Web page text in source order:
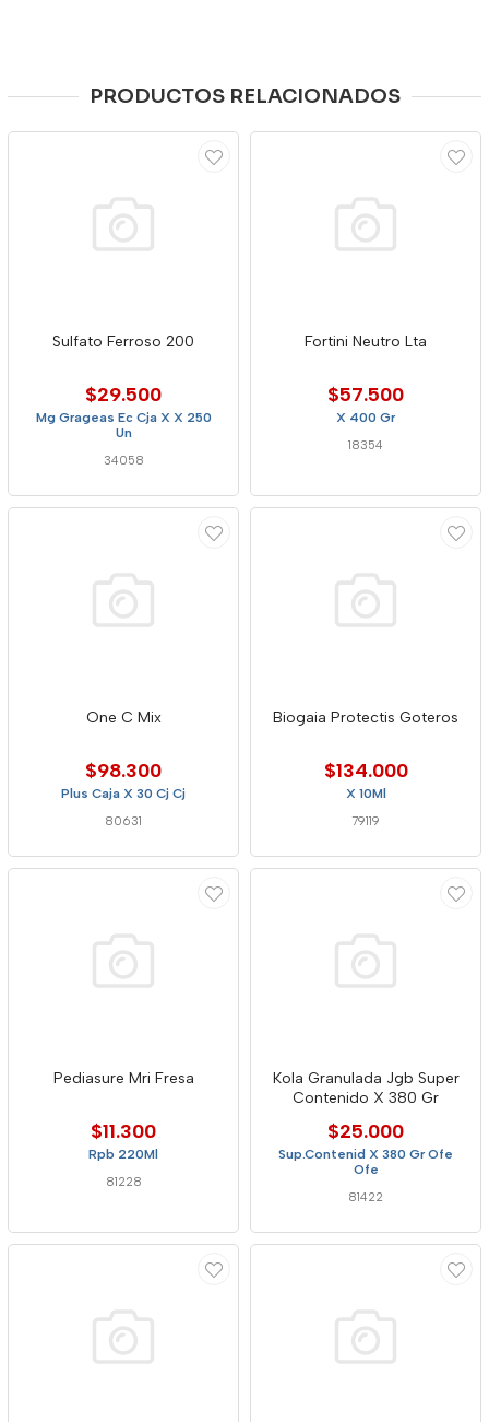
PRODUCTOS RELACIONADOS
Sulfato Ferroso 200
$29.500
Mg Grageas Ec Cja X X 250
Un
34058
Fortini Neutro Lta
$57.500
X 400 Gr
18354
One C Mix
$98.300
Plus Caja X 30 Cj Cj
80631
Biogaia Protectis Goteros
$134.000
X 10Ml
79119
Pediasure Mri Fresa
$11.300
Rpb 220Ml
81228
Kola Granulada Jgb Super
Contenido X 380 Gr
$25.000
Sup.Contenid X 380 Gr Ofe
Ofe
81422